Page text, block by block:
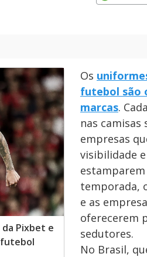
da Pixbet e
Os
futebol são
marcas.
nas
empresas
visibilidade
estamparem
temporada,
e as
oferecerem
sedutores.
No Brasil,